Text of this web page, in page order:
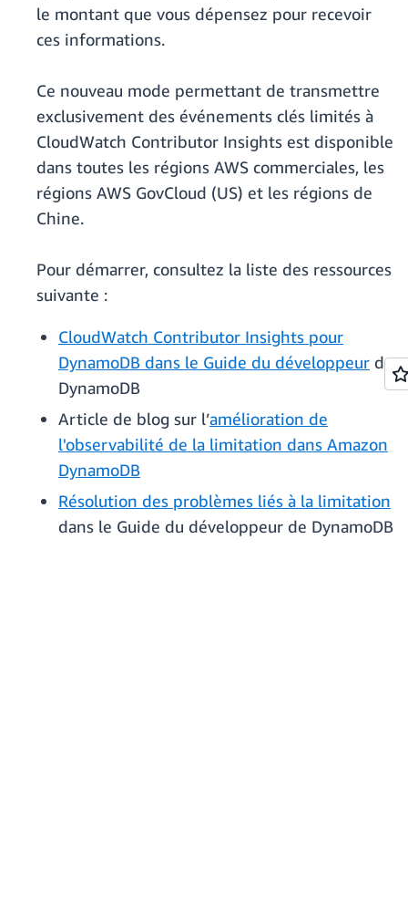
le montant que vous dépensez pour recevoir
ces informations.
Ce nouveau mode permettant de transmettre
exclusivement des événements clés limités à
CloudWatch Contributor Insights est disponible
dans toutes les régions AWS commerciales, les
régions AWS GovCloud (US) et les régions de
Chine.
Pour démarrer, consultez la liste des ressources
suivante :
CloudWatch Contributor Insights pour
DynamoDB dans le Guide du développeur de
DynamoDB
Article de blog sur l’amélioration de
l'observabilité de la limitation dans Amazon
DynamoDB
Résolution des problèmes liés à la limitation
dans le Guide du développeur de DynamoDB